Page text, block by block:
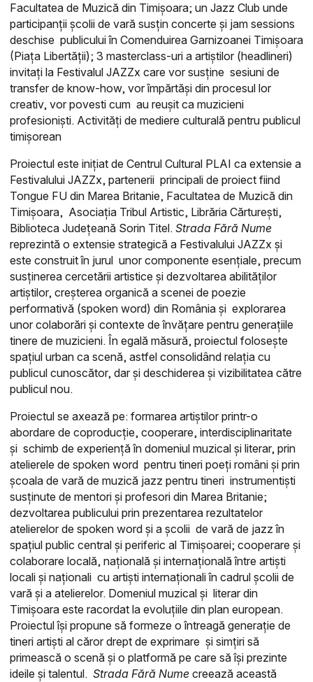
Facultatea de Muzică din Timișoara; un Jazz Club unde
participanții școlii de vară susțin concerte și jam sessions
deschise publicului în Comenduirea Garnizoanei Timișoara
(Piața Libertății); 3 masterclass-uri a artiștilor (headlineri)
invitați la Festivalul JAZZx care vor susține sesiuni de
transfer de know-how, vor împărtăși din procesul lor
creativ, vor povesti cum au reușit ca muzicieni
profesioniști. Activități de mediere culturală pentru publicul
timișorean
Proiectul este inițiat de Centrul Cultural PLAI ca extensie a
Festivalului JAZZx, partenerii principali de proiect fiind
Tongue FU din Marea Britanie, Facultatea de Muzică din
Timișoara, Asociația Tribul Artistic, Librăria Cărturești,
Biblioteca Județeană Sorin Titel. Strada Fără Nume
reprezintă o extensie strategică a Festivalului JAZZx și
este construit în jurul unor componente esențiale, precum
susținerea cercetării artistice și dezvoltarea abilităților
artiștilor, creșterea organică a scenei de poezie
performativă (spoken word) din România și explorarea
unor colaborări și contexte de învățare pentru generațiile
tinere de muzicieni. În egală măsură, proiectul folosește
spațiul urban ca scenă, astfel consolidând relația cu
publicul cunoscător, dar și deschiderea și vizibilitatea către
publicul nou.
Proiectul se axează pe: formarea artiștilor printr-o
abordare de coproducție, cooperare, interdisciplinaritate
și schimb de experiență în domeniul muzical și literar, prin
atelierele de spoken word pentru tineri poeți români și prin
școala de vară de muzică jazz pentru tineri instrumentiști
susținute de mentori și profesori din Marea Britanie;
dezvoltarea publicului prin prezentarea rezultatelor
atelierelor de spoken word și a școlii de vară de jazz în
spațiul public central și periferic al Timișoarei; cooperare și
colaborare locală, națională și internațională între artiști
locali și naționali cu artiști internaționali în cadrul școlii de
vară și a atelierelor. Domeniul muzical și literar din
Timișoara este racordat la evoluțiile din plan european.
Proiectul își propune să formeze o întreagă generație de
tineri artiști al căror drept de exprimare și simțiri să
primească o scenă și o platformă pe care să își prezinte
ideile și talentul. Strada Fără Nume creează această